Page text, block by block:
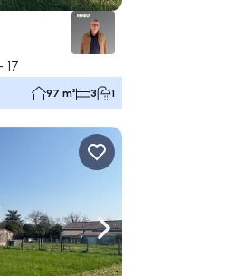
97 m² 3 1
Naviguer vers la droite